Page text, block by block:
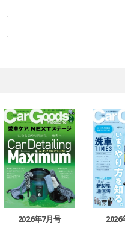
2026年7月号 2026